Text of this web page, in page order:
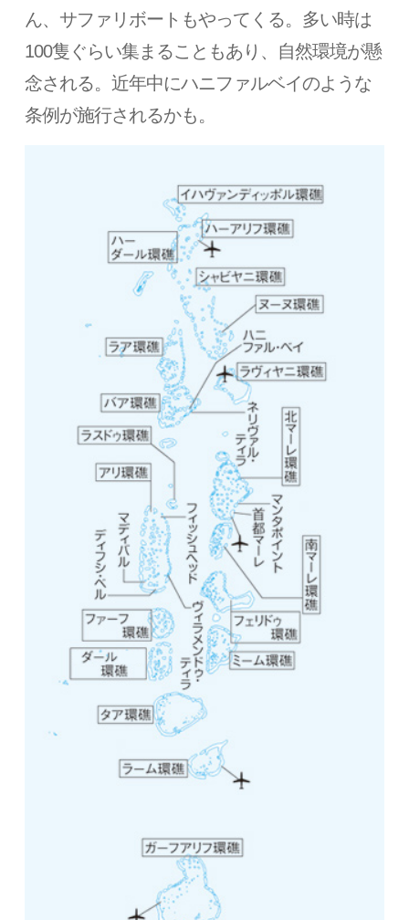
ん、サファリボートもやってくる。多い時は
100隻ぐらい集まることもあり、自然環境が懸
念される。近年中にハニファルベイのような
条例が施行されるかも。